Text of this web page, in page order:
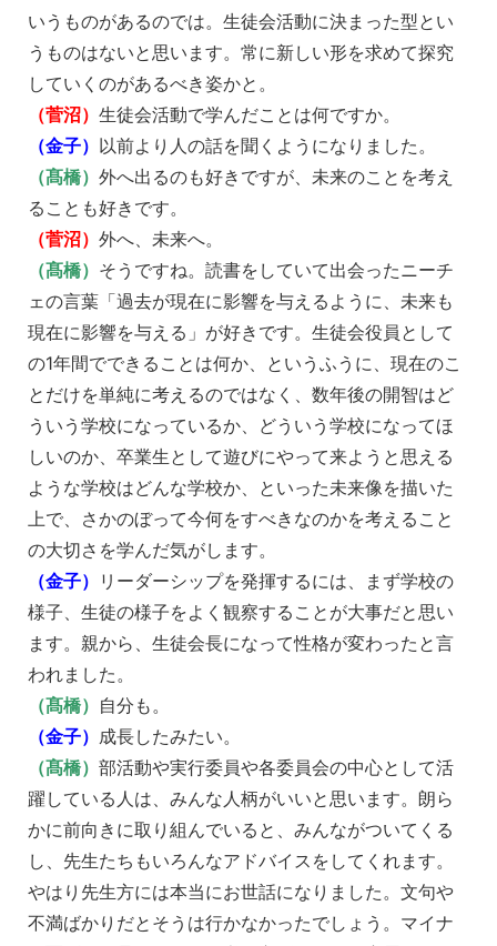
いうものがあるのでは。生徒会活動に決まった型とい
うものはないと思います。常に新しい形を求めて探究
していくのがあるべき姿かと。
（菅沼） 生徒会活動で学んだことは何ですか。
（金子） 以前より人の話を聞くようになりました。
（髙橋） 外へ出るのも好きですが、未来のことを考え
ることも好きです。
（菅沼） 外へ、未来へ。
（髙橋） そうですね。読書をしていて出会ったニーチ
ェの言葉「過去が現在に影響を与えるように、未来も
現在に影響を与える」が好きです。生徒会役員として
の1年間でできることは何か、というふうに、現在のこ
とだけを単純に考えるのではなく、数年後の開智はど
ういう学校になっているか、どういう学校になってほ
しいのか、卒業生として遊びにやって来ようと思える
ような学校はどんな学校か、といった未来像を描いた
上で、さかのぼって今何をすべきなのかを考えること
の大切さを学んだ気がします。
（金子） リーダーシップを発揮するには、まず学校の
様子、生徒の様子をよく観察することが大事だと思い
ます。親から、生徒会長になって性格が変わったと言
われました。
（髙橋） 自分も。
（金子） 成長したみたい。
（髙橋） 部活動や実行委員や各委員会の中心として活
躍している人は、みんな人柄がいいと思います。朗ら
かに前向きに取り組んでいると、みんながついてくる
し、先生たちもいろんなアドバイスをしてくれます。
やはり先生方には本当にお世話になりました。文句や
不満ばかりだとそうは行かなかったでしょう。マイナ